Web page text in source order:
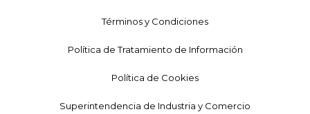
Términos y Condiciones
Política de Tratamiento de Información
Política de Cookies
Superintendencia de Industria y Comercio